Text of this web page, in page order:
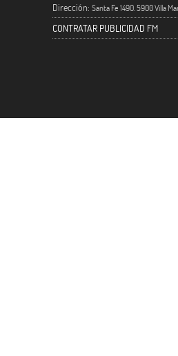
Dirección: Santa Fe 1490. 5900 Villa
CONTRATAR PUBLICIDAD FM